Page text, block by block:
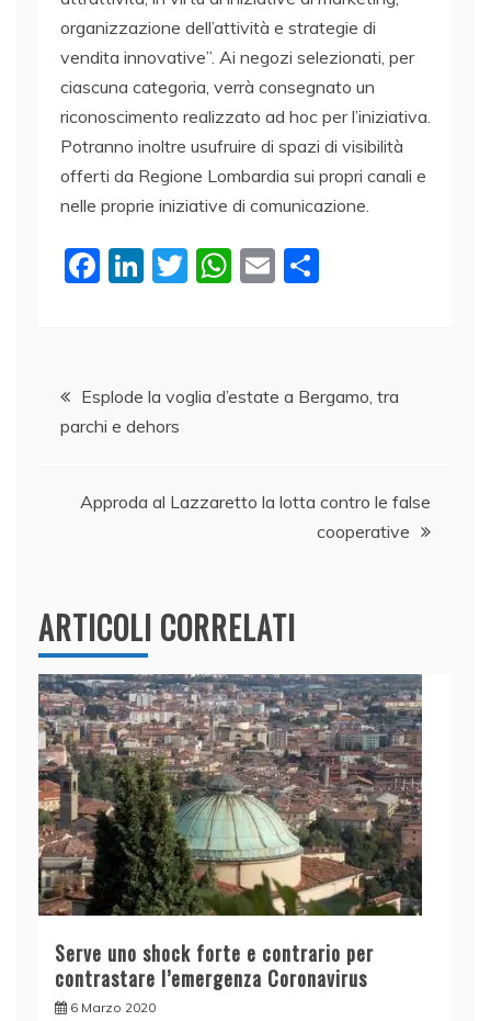
organizzazione dell’attività e strategie di
vendita innovative”. Ai negozi selezionati, per
ciascuna categoria, verrà consegnato un
riconoscimento realizzato ad hoc per l’iniziativa.
Potranno inoltre usufruire di spazi di visibilità
offerti da Regione Lombardia sui propri canali e
nelle proprie iniziative di comunicazione.
F
b
o
k
Li
dI
n
T
W
A
E
vi
Navigazione
articoli
Esplode la voglia d’estate a Bergamo, tra
parchi e dehors
Approda al Lazzaretto la lotta contro le false
cooperative
ARTICOLI CORRELATI
Serve uno shock forte e contrario per
contrastare l’emergenza Coronavirus
6 Marzo 2020